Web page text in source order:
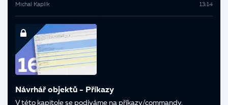
Michal Kaplík 13:14
Návrhář objektů - Příkazy
V této kapitole se podíváme na příkazy/commandy.